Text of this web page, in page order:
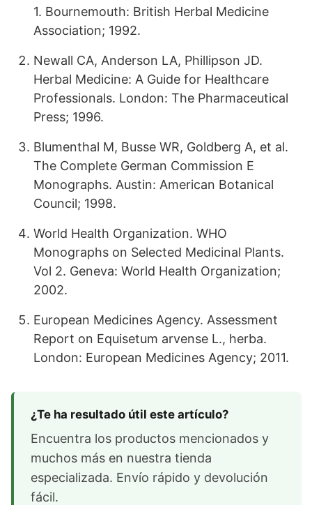
1. Bournemouth: British Herbal Medicine
Association; 1992.
Newall CA, Anderson LA, Phillipson JD.
Herbal Medicine: A Guide for Healthcare
Professionals. London: The Pharmaceutical
Press; 1996.
Blumenthal M, Busse WR, Goldberg A, et al.
The Complete German Commission E
Monographs. Austin: American Botanical
Council; 1998.
World Health Organization. WHO
Monographs on Selected Medicinal Plants.
Vol 2. Geneva: World Health Organization;
2002.
European Medicines Agency. Assessment
Report on Equisetum arvense L., herba.
London: European Medicines Agency; 2011.
¿Te ha resultado útil este artículo?
Encuentra los productos mencionados y
muchos más en nuestra tienda
especializada. Envío rápido y devolución
fácil.